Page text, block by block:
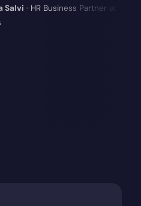
Salvi · HR Business Partner at